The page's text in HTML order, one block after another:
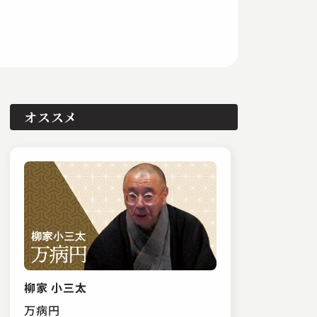
オススメ
柳家 小三太
万病円